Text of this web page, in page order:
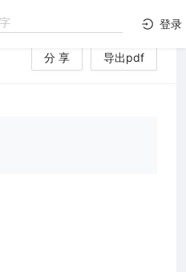
登录
分 享 导出pdf